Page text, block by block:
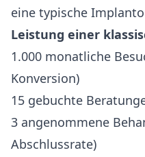
eine typische
Leistung einer
1.000 monatliche
Konversion)
15 gebuchte
3 angenommene
Abschlussrate)